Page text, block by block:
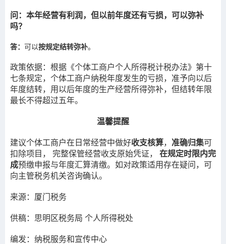
问：本年经营有利润，但以前年度还有亏损，可以弥补
吗？
答： 可以按规定结转弥补。
政策依据： 根据《个体工商户个人所得税计税办法》第十
七条规定，个体工商户纳税年度发生的亏损，准予向以后
年度结转，用以后年度的生产经营所得弥补，但结转年限
最长不得超过五年。
温馨提醒
建议个体工商户在日常经营中做好收支核算， 准确归集可
扣除项目， 完整保管经营收支原始凭证， 在规定时限内完
成预缴申报与年度汇算清缴。如对政策适用存在疑问，可
向主管税务机关咨询确认。
来源： 厦门税务
供稿：思明区税务局 个人所得税处
编发：纳税服务和宣传中心